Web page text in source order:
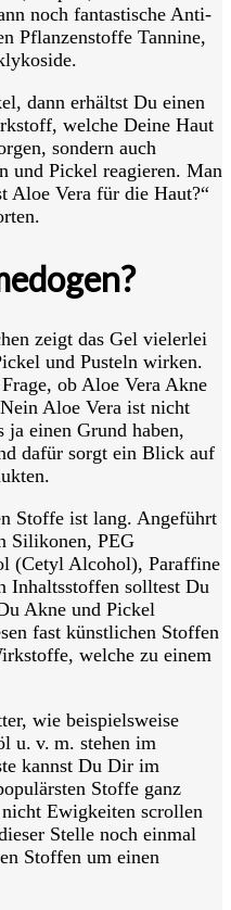
noch fantastische Anti-
Pflanzenstoffe Tannine,
dann erhältst Du einen
welche Deine Haut
sondern auch
und Pickel reagieren. Man
Aloe Vera für die Haut?“
zeigt das Gel vielerlei
und Pusteln wirken.
ob Aloe Vera Akne
Aloe Vera ist nicht
ja einen Grund haben,
dafür sorgt ein Blick auf
Stoffe ist lang. Angeführt
Silikonen, PEG
(Cetyl Alcohol), Paraffine
Inhaltsstoffen solltest Du
Akne und Pickel
fast künstlichen Stoffen
welche zu einem
wie beispielsweise
u. v. m. stehen im
kannst Du Dir im
Stoffe ganz
Ewigkeiten scrollen
Stelle noch einmal
Stoffen um einen